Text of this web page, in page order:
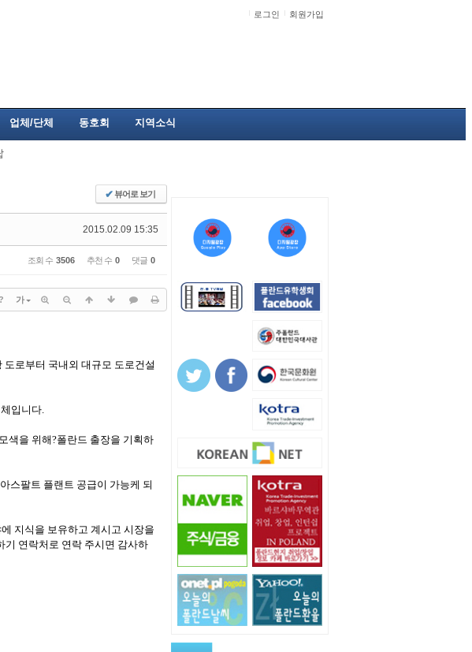
로그인 회원가입
업체/단체 동호회 지역소식
✔뷰어로 보기
2015.02.09 15:35
조회 수 3506 추천 수 0 댓글 0
가
도로부터 국내외 대규모 도로건설
입니다.
색을 위해?폴란드 출장을 기획하
스팔트 플랜트 공급이 가능케 되
지식을 보유하고 계시고 시장을
기 연락처로 연락 주시면 감사하